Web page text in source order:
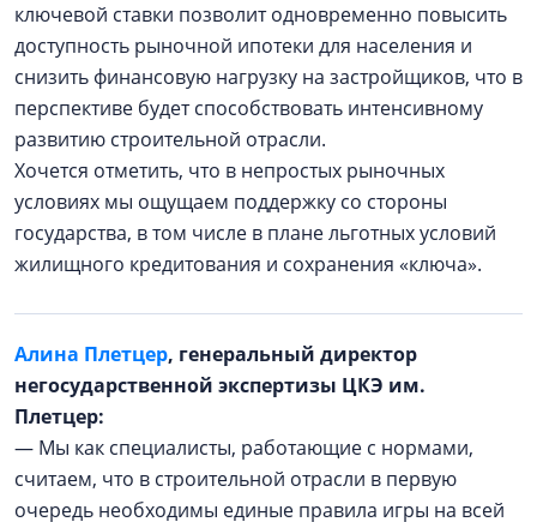
ключевой ставки позволит одновременно повысить
доступность рыночной ипотеки для населения и
снизить финансовую нагрузку на застройщиков, что в
перспективе будет способствовать интенсивному
развитию строительной отрасли.
Хочется отметить, что в непростых рыночных
условиях мы ощущаем поддержку со стороны
государства, в том числе в плане льготных условий
жилищного кредитования и сохранения «ключа».
Алина Плетцер, генеральный директор
негосударственной экспертизы ЦКЭ им.
Плетцер:
— Мы как специалисты, работающие с нормами,
считаем, что в строительной отрасли в первую
очередь необходимы единые правила игры на всей